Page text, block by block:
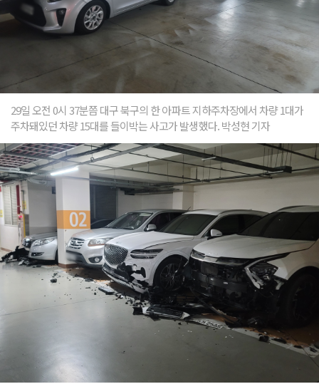
29일 오전 0시 37분쯤 대구 북구의 한 아파트 지하주차장에서 차량 1대가
주차돼있던 차량 15대를 들이박는 사고가 발생했다. 박성현 기자